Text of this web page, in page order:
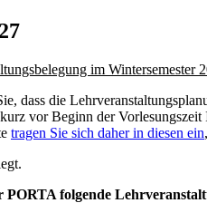
im Wintersemester
dass die
vor Beginn der
tragen Sie sich daher in diesen ein
folgende